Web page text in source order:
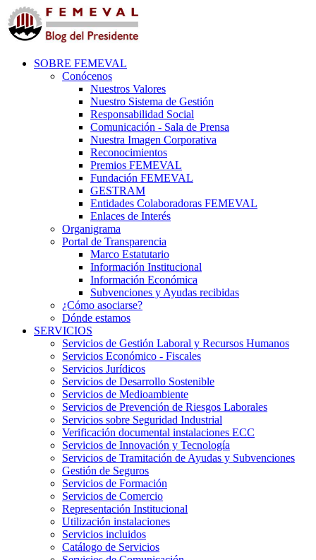
SOBRE FEMEVAL
Conócenos
Nuestros Valores
Nuestro Sistema de Gestión
Responsabilidad Social
Comunicación - Sala de Prensa
Nuestra Imagen Corporativa
Reconocimientos
Premios FEMEVAL
Fundación FEMEVAL
GESTRAM
Entidades Colaboradoras FEMEVAL
Enlaces de Interés
Organigrama
Portal de Transparencia
Marco Estatutario
Información Institucional
Información Económica
Subvenciones y Ayudas recibidas
¿Cómo asociarse?
Dónde estamos
SERVICIOS
Servicios de Gestión Laboral y Recursos Humanos
Servicios Económico - Fiscales
Servicios Jurídicos
Servicios de Desarrollo Sostenible
Servicios de Medioambiente
Servicios de Prevención de Riesgos Laborales
Servicios sobre Seguridad Industrial
Verificación documental instalaciones ECC
Servicios de Innovación y Tecnología
Servicios de Tramitación de Ayudas y Subvenciones
Gestión de Seguros
Servicios de Formación
Servicios de Comercio
Representación Institucional
Utilización instalaciones
Servicios incluidos
Catálogo de Servicios